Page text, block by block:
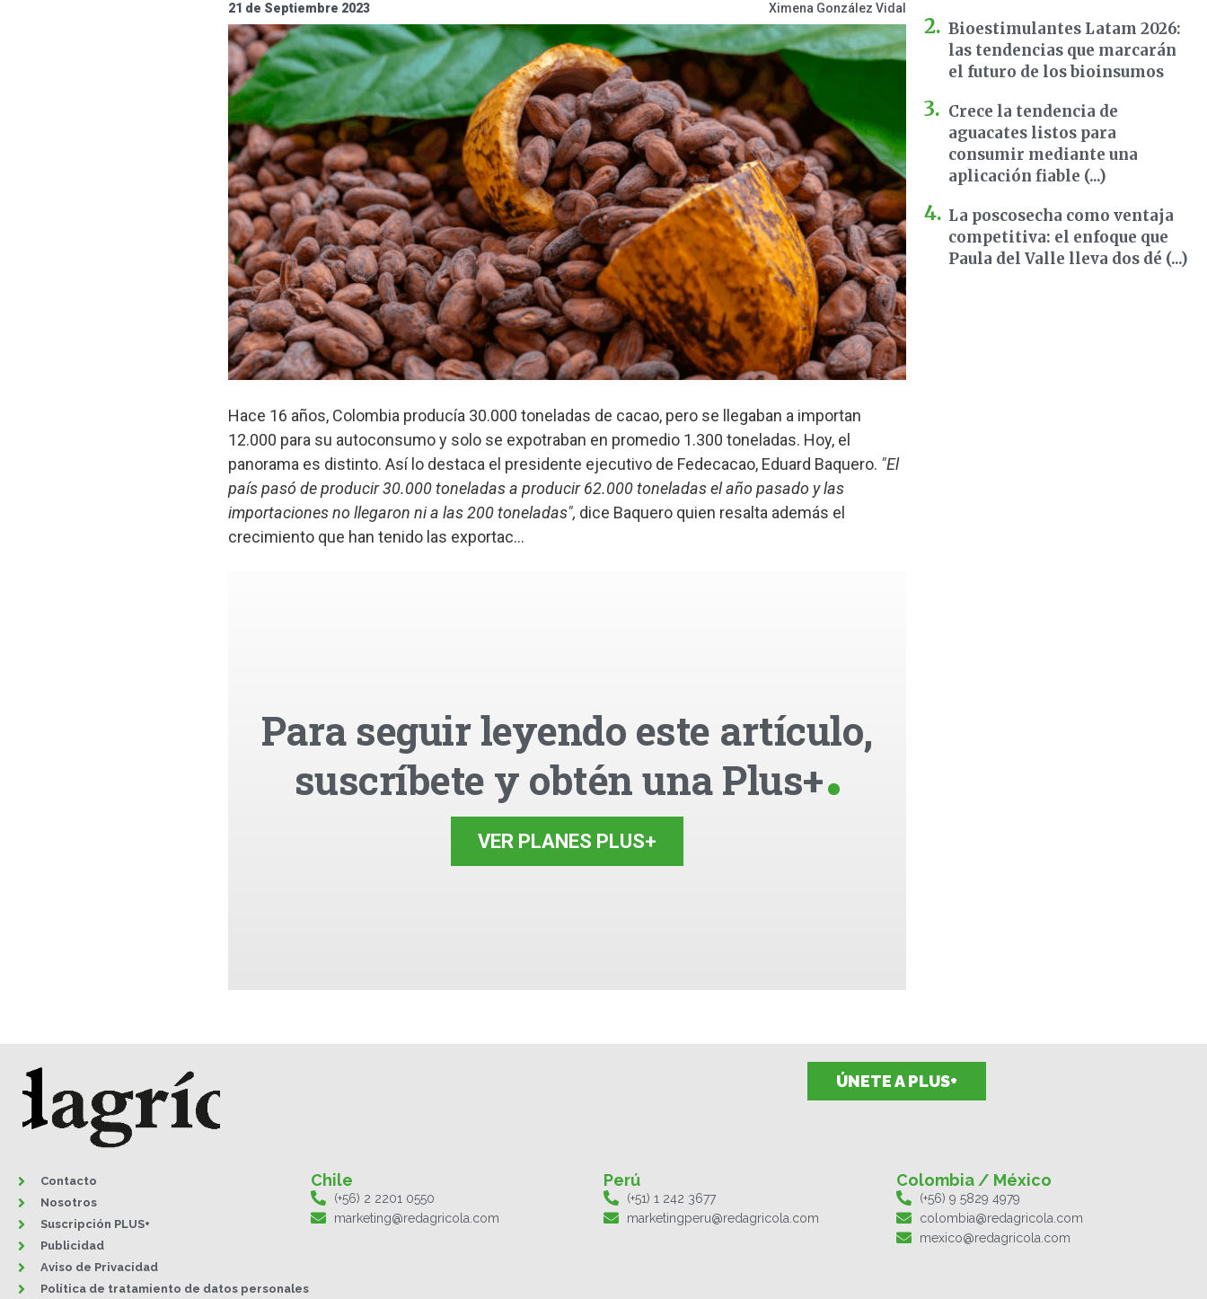
21 de Septiembre 2023 Ximena González Vidal
Hace 16 años, Colombia producía 30.000 toneladas de cacao, pero se llegaban a importan
12.000 para su autoconsumo y solo se expotraban en promedio 1.300 toneladas. Hoy, el
panorama es distinto. Así lo destaca el presidente ejecutivo de Fedecacao, Eduard Baquero. "El
país pasó de producir 30.000 toneladas a producir 62.000 toneladas el año pasado y las
importaciones no llegaron ni a las 200 toneladas", dice Baquero quien resalta además el
crecimiento que han tenido las exportac...
Para seguir leyendo este artículo,
suscríbete y obtén una Plus+
VER PLANES PLUS+
Bioestimulantes Latam 2026:
las tendencias que marcarán
el futuro de los bioinsumos
Crece la tendencia de
aguacates listos para
consumir mediante una
aplicación fiable (...)
La poscosecha como ventaja
competitiva: el enfoque que
Paula del Valle lleva dos dé (...)
ÚNETE A PLUS+
Contacto
Nosotros
Suscripción PLUS+
Publicidad
Aviso de Privacidad
Política de tratamiento de datos personales
Chile
(+56) 2 2201 0550
marketing@redagricola.com
Perú
(+51) 1 242 3677
marketingperu@redagricola.com
Colombia / México
(+56) 9 5829 4979
colombia@redagricola.com
mexico@redagricola.com